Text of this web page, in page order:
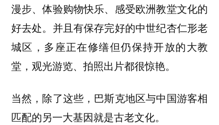
漫步、体验购物快乐、感受欧洲教堂文化的
好去处。并且有保存完好的中世纪杏仁形老
城区，多座正在修缮但仍保持开放的大教
堂，观光游览、拍照出片都很惊艳。
当然，除了这些，巴斯克地区与中国游客相
匹配的另一大基因就是古老文化。